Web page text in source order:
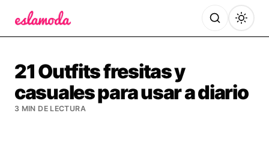
21 Outfits fresitas y
casuales para usar a diario
3 MIN DE LECTURA